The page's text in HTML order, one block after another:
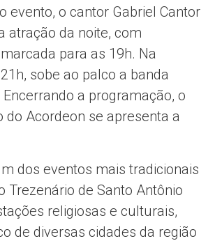
evento, o cantor Gabriel Cantor
atração da noite, com
para as 19h. Na
sobe ao palco a banda
a programação, o
do Acordeon se apresenta a
dos eventos mais tradicionais
Trezenário de Santo Antônio
religiosas e culturais,
de diversas cidades da região